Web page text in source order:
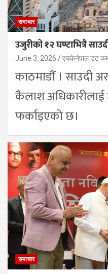
समाचार
उजुरीको १२ घण्टाभित्रै
June 3, 2026 एचकेनेपाल डट
काठमाडौँ । साउदी
कैलाश
फर्काइएको छ।
समाचार